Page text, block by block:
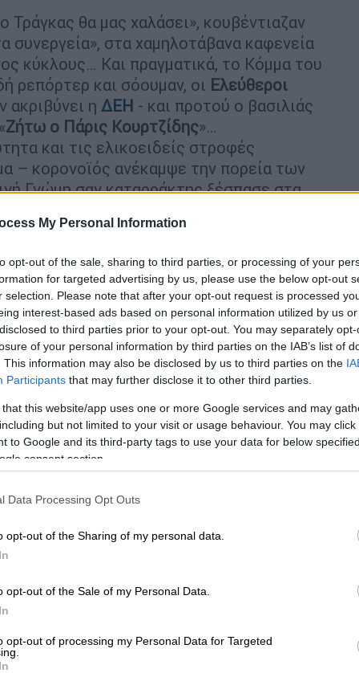
My Personal Information
opt-out of the sale, sharing to third parties, or processing of your
for targeted advertising by us, please use the below opt-out
selection. Please note that after your opt-out request is processed
interest-based ads based on personal information utilized by us
to third parties prior to your opt-out. You may separately
of your personal information by third parties on the IAB’s list of
This information may also be disclosed by us to third parties on the
Participants that may further disclose it to other third parties.
that this website/app uses one or more Google services and may
but not limited to your visit or usage behaviour. You may
to Google and its third-party tags to use your data for below
consent section.
Data Processing Opt Outs
opt-out of the Sharing of my personal data.
opt-out of the Sale of my Personal Data.
opt-out of processing my Personal Data for Targeted
θα μας χαλάσει», κουβέντιαζαν
συνεργεία», στα χαμηλοτάβανα καφενεία
κύκλους… Και πραγματικά, το Κόμμα του
ρεπόρτερ και σόουμαν, οι Ελεύθεροι
ακριβύνει η ΔΕΗ - και προτού ο βασιλιάς
Ζήτω ο Πάρις Κουρτζίδης»…
και τις ελικοειδείς στροφές
– κορονοϊός ανέκαμψε την πορεία των
Γνώμη σαν καταρράκτης ξέσπασε στα
Ανθρώπων.
- Τι έλεγε ο Γιώργος Τράγκας όταν
διαθήκη του - Σε ποιους
της προστάτιδας του Πυροβολικού, της
βόμβα: Ο Γιώργος Τράγκας εισήχθη
με συμπτώματα κορονοϊού!
όλα), ο 72χρονος δημοσιογράφος πάλεψε
της Τρίτης 14 Δεκεμβρίου, ο Γιώργος
δικοί του γνώριζαν ότι ο βετεράνος
νοσήματα με πιο ύπουλο τον
χρόνια. Οι καθημερινές ενέσεις